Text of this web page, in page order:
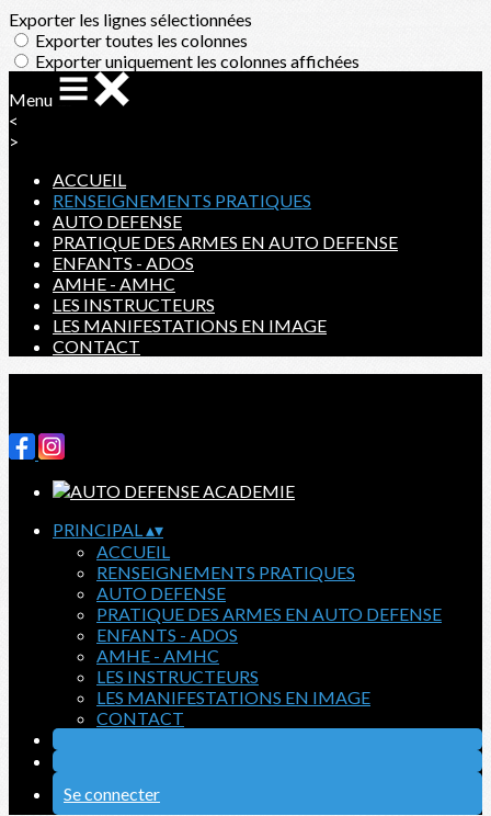
Exporter les lignes sélectionnées
Exporter toutes les colonnes
Exporter uniquement les colonnes affichées
Menu
<
>
ACCUEIL
RENSEIGNEMENTS PRATIQUES
AUTO DEFENSE
PRATIQUE DES ARMES EN AUTO DEFENSE
ENFANTS - ADOS
AMHE - AMHC
LES INSTRUCTEURS
LES MANIFESTATIONS EN IMAGE
CONTACT
PRINCIPAL▴▾
ACCUEIL
RENSEIGNEMENTS PRATIQUES
AUTO DEFENSE
PRATIQUE DES ARMES EN AUTO DEFENSE
ENFANTS - ADOS
AMHE - AMHC
LES INSTRUCTEURS
LES MANIFESTATIONS EN IMAGE
CONTACT
Se connecter